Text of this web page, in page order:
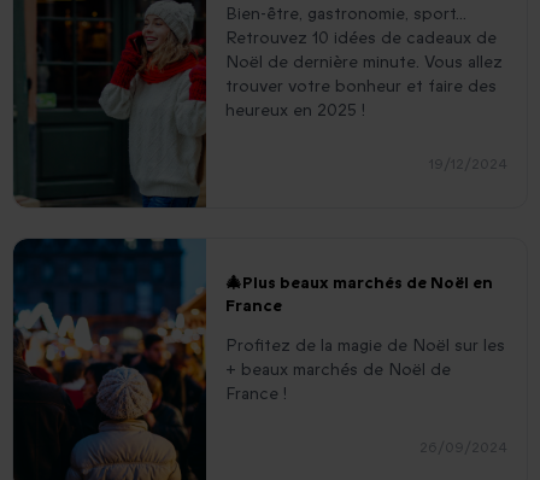
Bien-être, gastronomie, sport...
Retrouvez 10 idées de cadeaux de
Noël de dernière minute. Vous allez
trouver votre bonheur et faire des
heureux en 2025 !
19/12/2024
🎄Plus beaux marchés de Noël en
France
Profitez de la magie de Noël sur les
+ beaux marchés de Noël de
France !
26/09/2024